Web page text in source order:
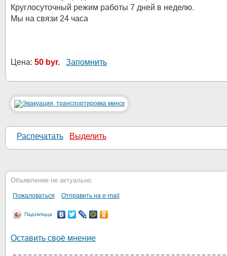
Круглосуточный режим работы 7 дней в неделю.
Мы на связи 24 часа
Цена: 50 byr. Запомнить
Распечатать Выделить
Объявление не актуально
Пожаловаться Отправить на e-mail
Падзяліцца
Оставить своё мнение